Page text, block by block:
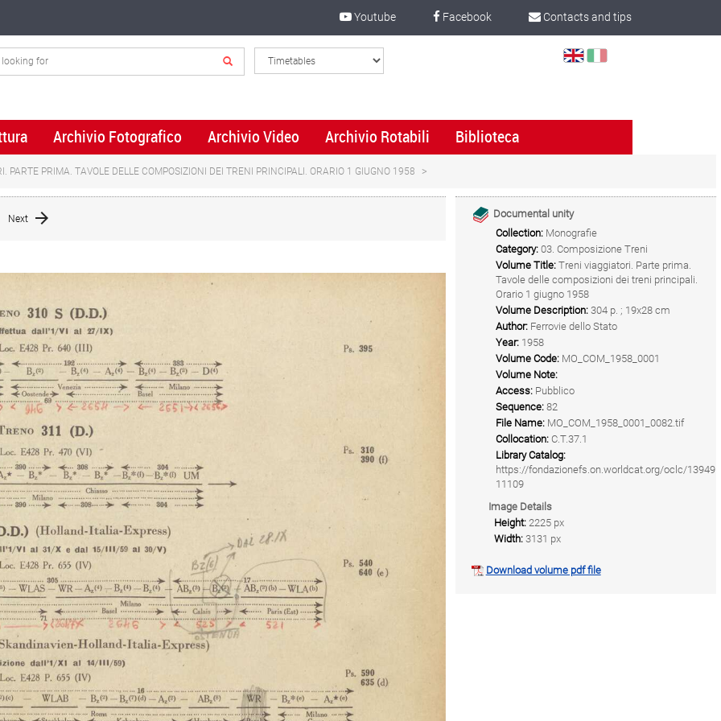
Contacts and tips
Facebook
Youtube
Select
Archivio Fotografico Archivio Video Archivio Rotabili Biblioteca
PARTE PRIMA. TAVOLE DELLE COMPOSIZIONI DEI TRENI PRINCIPALI. ORARIO 1 GIUGNO 1958
Next
Documental unity
Collection: Monografie
Category: 03. Composizione Treni
Volume Title: Treni viaggiatori. Parte prima.
Tavole delle composizioni dei treni principali.
Orario 1 giugno 1958
Volume Description: 304 p. ; 19x28 cm
Author: Ferrovie dello Stato
Year: 1958
Volume Code: MO_COM_1958_0001
Volume Note:
Access: Pubblico
Sequence: 82
File Name: MO_COM_1958_0001_0082.tif
Collocation: C.T.37.1
Library Catalog:
https://fondazionefs.on.worldcat.org/oclc/13949
11109
Image Details
Height: 2225 px
Width: 3131 px
Download volume pdf file